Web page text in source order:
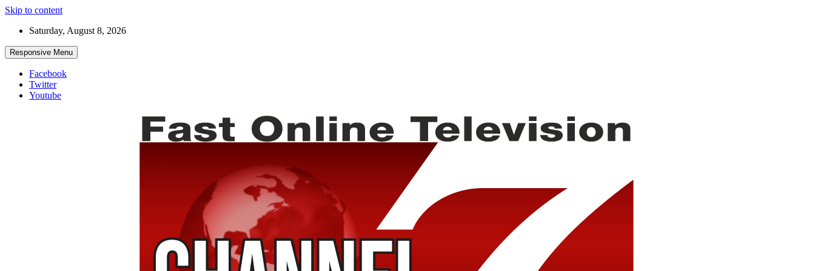
Skip to content
Saturday, August 8, 2026
Responsive Menu
Facebook
Twitter
Youtube